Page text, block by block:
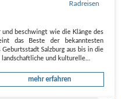
beschwingt wie die Klänge des
das Beste der bekanntesten
Salzburg aus bis in die
und kulturelle…
mehr erfahren